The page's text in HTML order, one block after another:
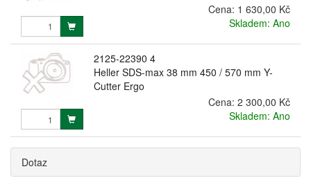
Cena: 1 630,00 Kč
Skladem: Ano
2125-22390 4
Heller SDS-max 38 mm 450 / 570 mm Y-
Cutter Ergo
Cena: 2 300,00 Kč
Skladem: Ano
Dotaz